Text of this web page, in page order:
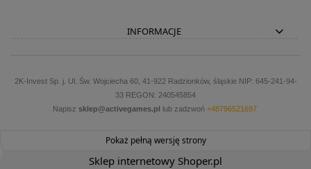
INFORMACJE
2K-Invest Sp. j. Ul. Św. Wojciecha 60, 41-922 Radzionków, śląskie NIP: 645-241-94-
33 REGON: 240545854
Napisz sklep@activegames.pl lub zadzwoń +48796521697
Pokaż pełną wersję strony
Sklep internetowy Shoper.pl